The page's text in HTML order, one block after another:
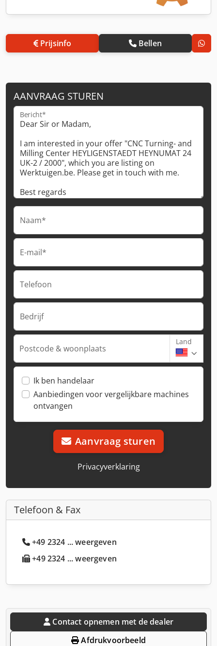
Prijsinfo Bellen
AANVRAAG STUREN
Bericht*
Naam*
E-mail*
Telefoon
Bedrijf
Postcode & woonplaats
Land
Ik ben handelaar
Aanbiedingen voor vergelijkbare machines
ontvangen
Aanvraag sturen
Privacyverklaring
Telefoon & Fax
+49 2324 ... weergeven
+49 2324 ... weergeven
Contact opnemen met de dealer
Afdrukvoorbeeld